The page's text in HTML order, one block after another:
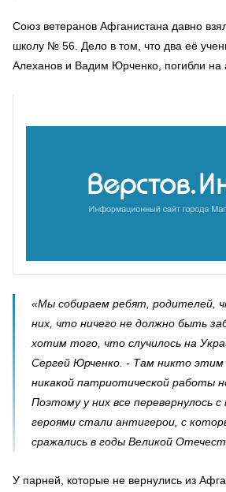
Союз ветеранов Афганистана давно
школу № 56. Дело в том, что два её
Алеханов и Вадим Юрченко, погибли на
«Мы собираем ребят, родителей,
них, что ничего не должно быть
хотим того, что случилось на
Сергей Юрченко. - Там никто этим
никакой патриотической работы
Поэтому у них все перевернулось с
героями стали антигерои, с
сражались в годы Великой
У парней, которые не вернулись из